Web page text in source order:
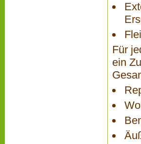
Für
ein